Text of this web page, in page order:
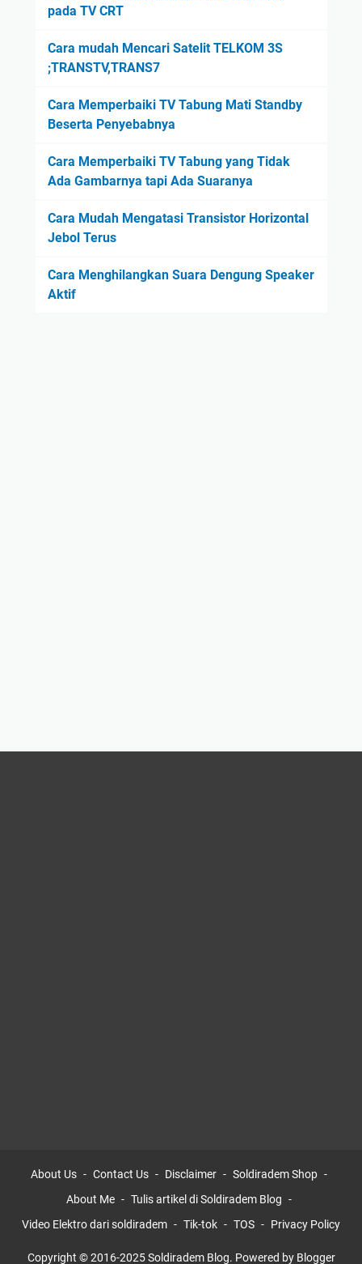
pada TV CRT
Cara mudah Mencari Satelit TELKOM 3S
;TRANSTV,TRANS7
Cara Memperbaiki TV Tabung Mati Standby
Beserta Penyebabnya
Cara Memperbaiki TV Tabung yang Tidak
Ada Gambarnya tapi Ada Suaranya
Cara Mudah Mengatasi Transistor Horizontal
Jebol Terus
Cara Menghilangkan Suara Dengung Speaker
Aktif
About Us Contact Us Disclaimer
Soldiradem Shop
About Me
Tulis artikel di Soldiradem Blog
Video Elektro dari soldiradem
Tik-tok TOS Privacy Policy
Copyright © 2016-2025 Soldiradem Blog. Powered by Blogger